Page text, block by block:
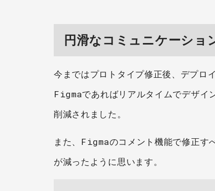
円滑なコミュニケーショ
今まではプロトタイプ修正後、デプロ
Figmaであればリアルタイムでデザイ
削減されました。
また、Figmaのコメント機能で修正す
が減ったように思います。